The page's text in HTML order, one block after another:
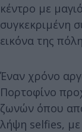
κέντρο με
συγκεκριμένη
εικόνα της
Έναν χρόνο
Πορτοφίνο
ζωνών όπου
λήψη selfies,